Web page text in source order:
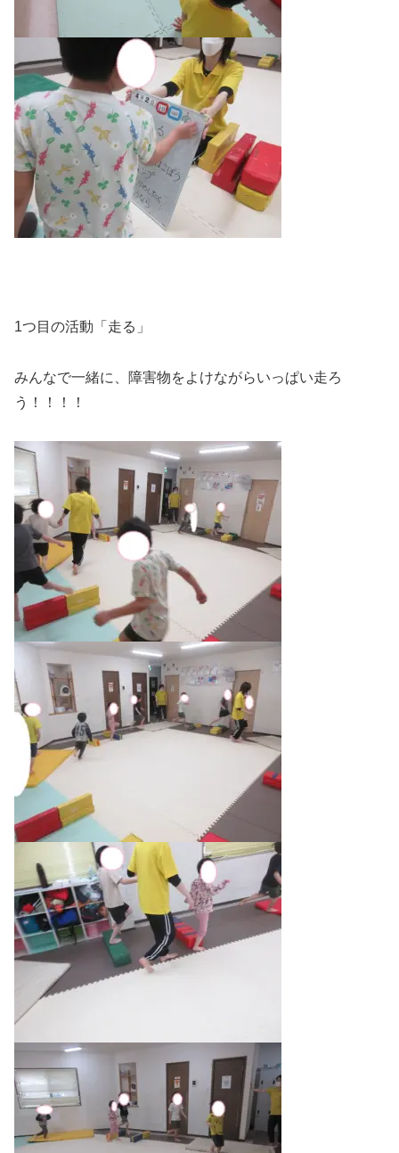
1つ目の活動「走る」
みんなで一緒に、障害物をよけながらいっぱい走ろ
う！！！！